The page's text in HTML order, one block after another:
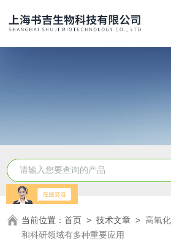
当前位置：首页 >技术文章 > 高氧
和科研领域有多种重要应用